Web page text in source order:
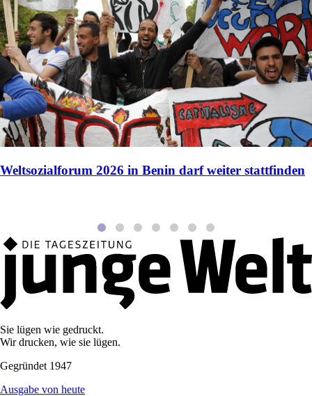
Weltsozialforum 2026 in Benin darf weiter stattfinden
Sie lügen wie gedruckt.
Wir drucken, wie sie lügen.
Gegründet 1947
Ausgabe von heute